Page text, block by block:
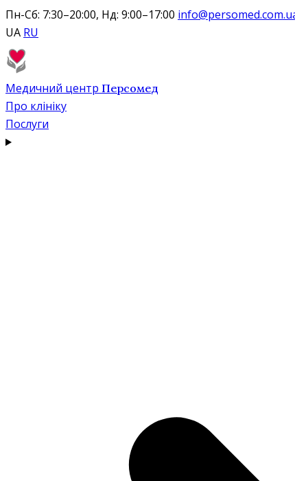
Пн-Сб: 7:30–20:00, Нд: 9:00–17:00
UA RU
Медичний центр Персомед
Про клініку
Послуги